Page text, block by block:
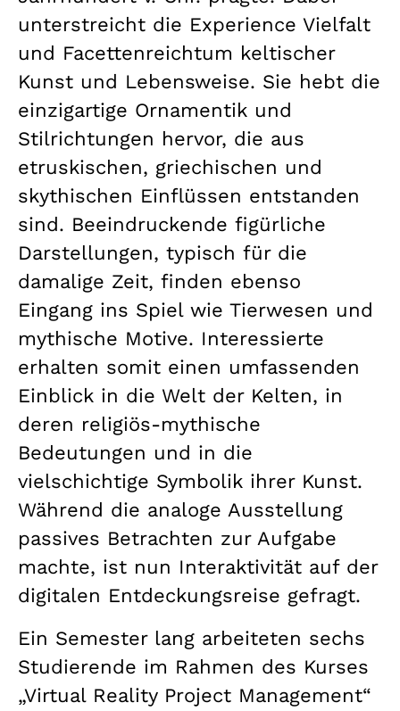
unterstreicht die Experience Vielfalt
und Facettenreichtum keltischer
Kunst und Lebensweise. Sie hebt die
einzigartige Ornamentik und
Stilrichtungen hervor, die aus
etruskischen, griechischen und
skythischen Einflüssen entstanden
sind. Beeindruckende figürliche
Darstellungen, typisch für die
damalige Zeit, finden ebenso
Eingang ins Spiel wie Tierwesen und
mythische Motive. Interessierte
erhalten somit einen umfassenden
Einblick in die Welt der Kelten, in
deren religiös-mythische
Bedeutungen und in die
vielschichtige Symbolik ihrer Kunst.
Während die analoge Ausstellung
passives Betrachten zur Aufgabe
machte, ist nun Interaktivität auf der
digitalen Entdeckungsreise gefragt.
Ein Semester lang arbeiteten sechs
Studierende im Rahmen des Kurses
„Virtual Reality Project Management“